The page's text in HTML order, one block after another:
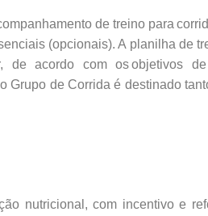
de treino para
(opcionais). A planilha de
de acordo com os objetivos
Grupo de Corrida é destinado
nutricional, com incentivo e